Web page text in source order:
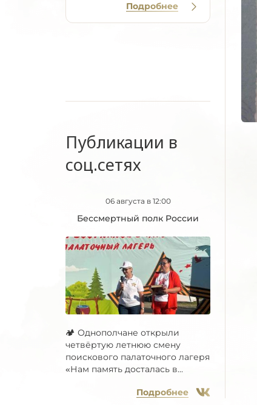
Подробнее
Публикации в
соц.сетях
06 августа в 12:00
Бессмертный полк России
🏕 Однополчане открыли
четвёртую летнюю смену
поискового палаточного лагеря
«Нам память досталась в...
Подробнее